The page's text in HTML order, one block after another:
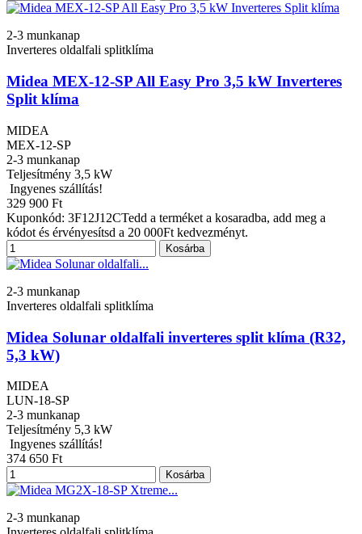
2-3 munkanap
Inverteres oldalfali splitklíma
Midea MEX-12-SP All Easy Pro 3,5 kW Inverteres
Split klíma
MIDEA
MEX-12-SP
2-3 munkanap
Teljesítmény 3,5 kW
Ingyenes szállítás!
329 900 Ft
Kuponkód: 3F12J12CTedd a terméket a kosaradba, add meg a
kódot és érvényesítsd a 20 000Ft kedvezményt.
Kosárba
2-3 munkanap
Inverteres oldalfali splitklíma
Midea Solunar oldalfali inverteres split klíma (R32,
5,3 kW)
MIDEA
LUN-18-SP
2-3 munkanap
Teljesítmény 5,3 kW
Ingyenes szállítás!
374 650 Ft
Kosárba
2-3 munkanap